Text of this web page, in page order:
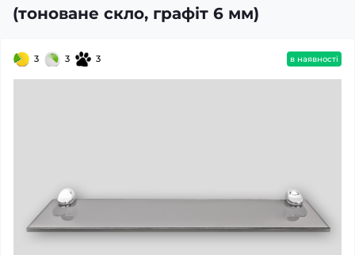
(тоноване скло, графiт 6 мм)
3 3 3 в наявності